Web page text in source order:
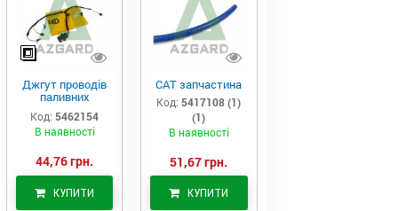
Джгут проводів
паливних
форсунок CAT
C7/C9 (546-2154)
Код: 5462154
В наявності
44,76 грн.
КУПИТИ
САТ запчастина
Код: 5417108 (1)
(1)
В наявності
51,67 грн.
КУПИТИ